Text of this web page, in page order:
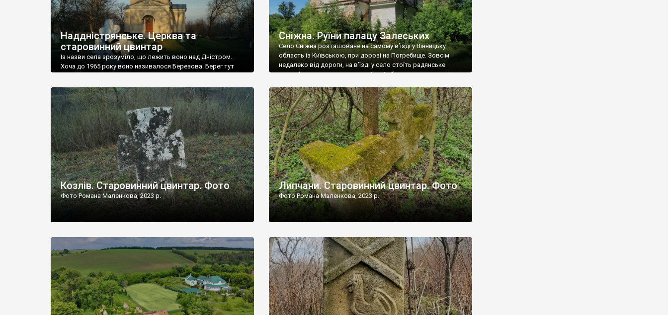
Наддністрянське. Церква та
старовинний цвинтар
Із назви села зрозуміло, що лежить воно над Дністром.
Хоча до 1965 року воно називалося Березова. Берег тут
Наддністрянське відрізняється від більшості навколишніх
сіл. У селі є мурована Михайлівська церква. Точної дати […]
Сніжна. Руїни палацу Залеських
Село Сніжна розташоване на самому в’їзді у Вінницьку
область із Київською, при дорозі на Погребище. Зовсім
недалеко від дороги, на в’їзді у село стоїть радянське
рельєфне пано, яке показує жінку і яблуню, а трохи далі,
дороги їх не видно, але видно дві стареньких колії у траві –
[…]
Козлів. Старовинний цвинтар. Фото
Фото Романа Маленкова, 2023 р.
Липчани. Старовинний цвинтар. Фото
Фото Романа Маленкова, 2023 р.